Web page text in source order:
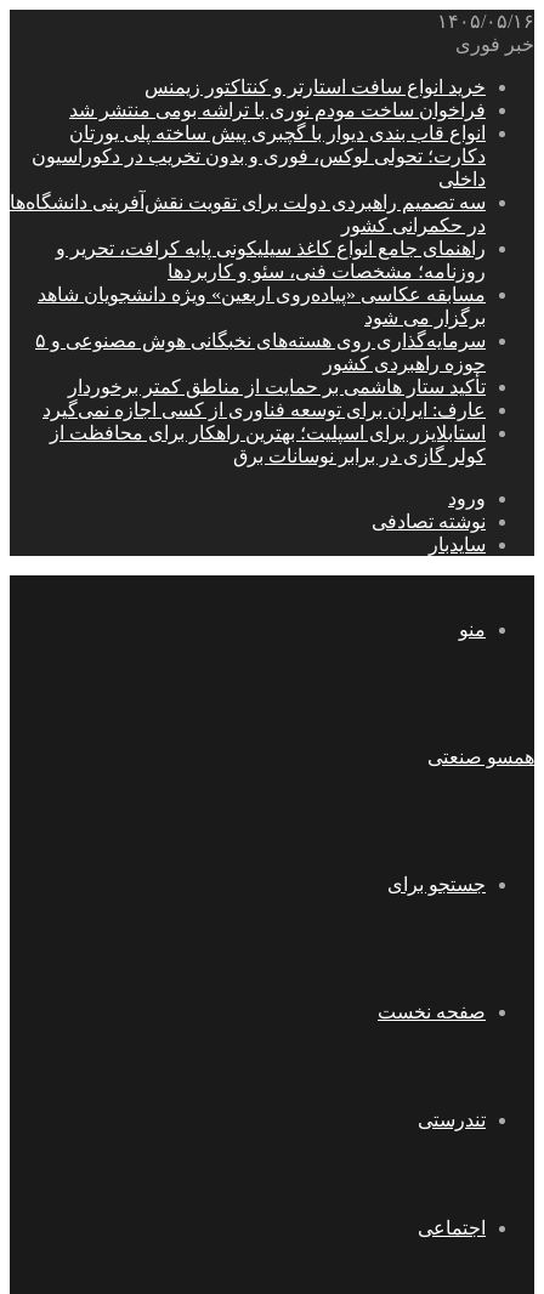
۱۴۰۵/۰۵/۱۶
خبر فوری
خرید انواع سافت استارتر و کنتاکتور زیمنس
فراخوان ساخت مودم نوری با تراشه بومی منتشر شد
انواع قاب بندی دیوار با گچبری پیش ساخته پلی یورتان
دکارت؛ تحولی لوکس، فوری و بدون تخریب در دکوراسیون
داخلی
سه تصمیم راهبردی دولت برای تقویت نقش‌آفرینی دانشگاه‌ها
در حکمرانی کشور
راهنمای جامع انواع کاغذ سیلیکونی پایه کرافت، تحریر و
روزنامه؛ مشخصات فنی، سئو و کاربردها
مسابقه عکاسی «پیاده‌روی اربعین» ویژه دانشجویان شاهد
برگزار می شود
سرمایه‌گذاری روی هسته‌های نخبگانی هوش مصنوعی و ۵
حوزه راهبردی کشور
تأکید ستار هاشمی بر حمایت از مناطق کمتر برخوردار
عارف: ایران برای توسعه فناوری از کسی اجازه نمی‌گیرد
استابلایزر برای اسپلیت؛ بهترین راهکار برای محافظت از
کولر گازی در برابر نوسانات برق
ورود
نوشته تصادفی
سایدبار
منو
همسو صنعتی
جستجو برای
صفحه نخست
تندرستی
اجتماعی